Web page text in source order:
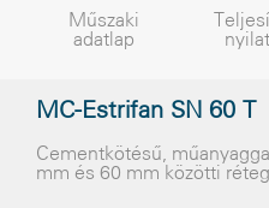
Műszaki
adatlap
MC-Estrifan SN 60 T
Cementkötésû,
mm és 60 mm közötti